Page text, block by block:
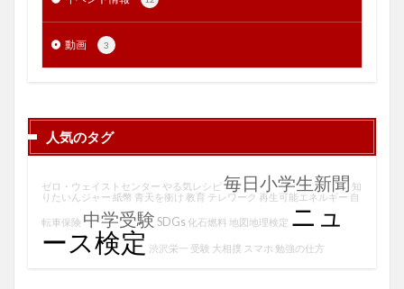
動画 3
人気のタグ
ゼロ・ウェイストセンター やる気レシピ 毎日小学生新聞 知
りたいんジャー 紙幣 青天を衝け 教育 テレワーク 再生可能エネルギー 自
転車保険 中学受験 SDGs 化石燃料 地図地理検定 ニュ
ース検定 渋沢栄一 受験 大相撲 スマホ 勉強の仕方